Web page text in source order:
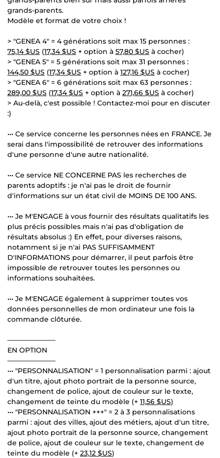
grands-parents.
Modèle et format de votre choix !
> "GENEA 4" = 4 générations soit max 15 personnes :
75,14 $US (17,34 $US + option à 57,80 $US à cocher)
> "GENEA 5" = 5 générations soit max 31 personnes :
144,50 $US (17,34 $US + option à 127,16 $US à cocher)
> "GENEA 6" = 6 générations soit max 63 personnes :
289,00 $US (17,34 $US + option à 271,66 $US à cocher)
> Au-delà, c'est possible ! Contactez-moi pour en discuter
:)
••• Ce service concerne les personnes nées en FRANCE. Je
serai dans l'impossibilité de retrouver des informations
d'une personne d'une autre nationalité.
••• Ce service NE CONCERNE PAS les recherches de
parents adoptifs : je n'ai pas le droit de fournir
d'informations sur un état civil de MOINS DE 100 ANS.
••• Je M'ENGAGE à vous fournir des résultats qualitatifs les
plus précis possibles mais n'ai pas d'obligation de
résultats absolus :) En effet, pour diverses raisons,
notamment si je n'ai PAS SUFFISAMMENT
D'INFORMATIONS pour démarrer, il peut parfois être
impossible de retrouver toutes les personnes ou
informations souhaitées.
••• Je M'ENGAGE également à supprimer toutes vos
données personnelles de mon ordinateur une fois la
commande clôturée.
———————
EN OPTION
———————
••• "PERSONNALISATION" = 1 personnalisation parmi : ajout
d'un titre, ajout photo portrait de la personne source,
changement de police, ajout de couleur sur le texte,
changement de teinte du modèle (+ 11,56 $US)
••• "PERSONNALISATION +++" = 2 à 3 personnalisations
parmi : ajout des villes, ajout des métiers, ajout d'un titre,
ajout photo portrait de la personne source, changement
de police, ajout de couleur sur le texte, changement de
teinte du modèle (+ 23,12 $US)